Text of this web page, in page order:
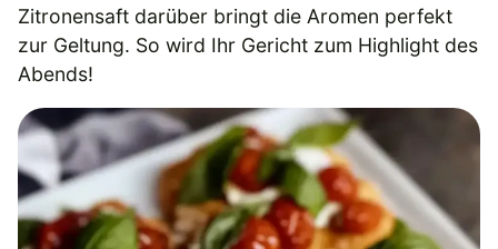
Zitronensaft darüber bringt die Aromen perfekt
zur Geltung. So wird Ihr Gericht zum Highlight des
Abends!